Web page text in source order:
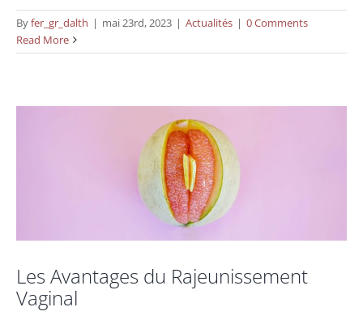
Byfer_gr_dalth | mai 23rd, 2023 | Actualités | 0 Comments
Read MoreLes Avantages du Rajeunissement Vaginal
Les Avantages du Rajeunissement
Vaginal